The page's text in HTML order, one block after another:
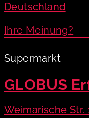
Deutschland
Ihre Meinung?
Supermarkt
GLOBUS
Weimarische Str.